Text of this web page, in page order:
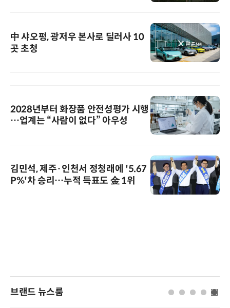
中 샤오펑, 광저우 본사로 딜러사 10
곳 초청
2028년부터 화장품 안전성평가 시행
…업계는 “사람이 없다” 아우성
김민석, 제주·인천서 정청래에 '5.67
P%'차 승리…누적 득표도 金 1위
브랜드 뉴스룸